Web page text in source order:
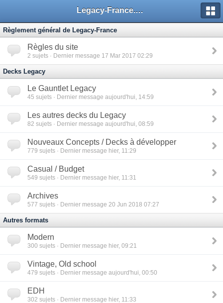
Legacy-France.org - Forum
Règlement général de Legacy-France
Règles du site
2 sujets · Dernier message 17 Mar 2017 02:29
Decks Legacy
Le Gauntlet Legacy
45 sujets · Dernier message aujourd'hui, 14:59
Les autres decks du Legacy
82 sujets · Dernier message aujourd'hui, 08:59
Nouveaux Concepts / Decks à développer
779 sujets · Dernier message hier, 11:29
Casual / Budget
549 sujets · Dernier message hier, 11:31
Archives
577 sujets · Dernier message 20 Jun 2018 07:27
Autres formats
Modern
300 sujets · Dernier message hier, 09:21
Vintage, Old school
479 sujets · Dernier message aujourd'hui, 00:50
EDH
302 sujets · Dernier message hier, 11:33